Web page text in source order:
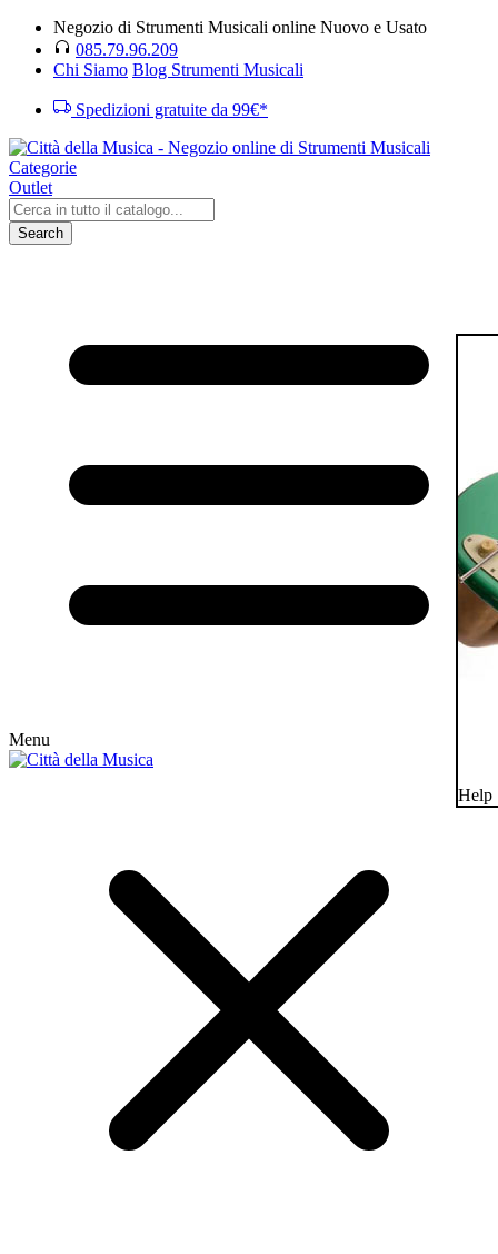
Negozio di Strumenti Musicali online Nuovo e Usato
085.79.96.209
Chi Siamo Blog Strumenti Musicali
Spedizioni gratuite da 99€*
Categorie
Outlet
Search
Menu
Help